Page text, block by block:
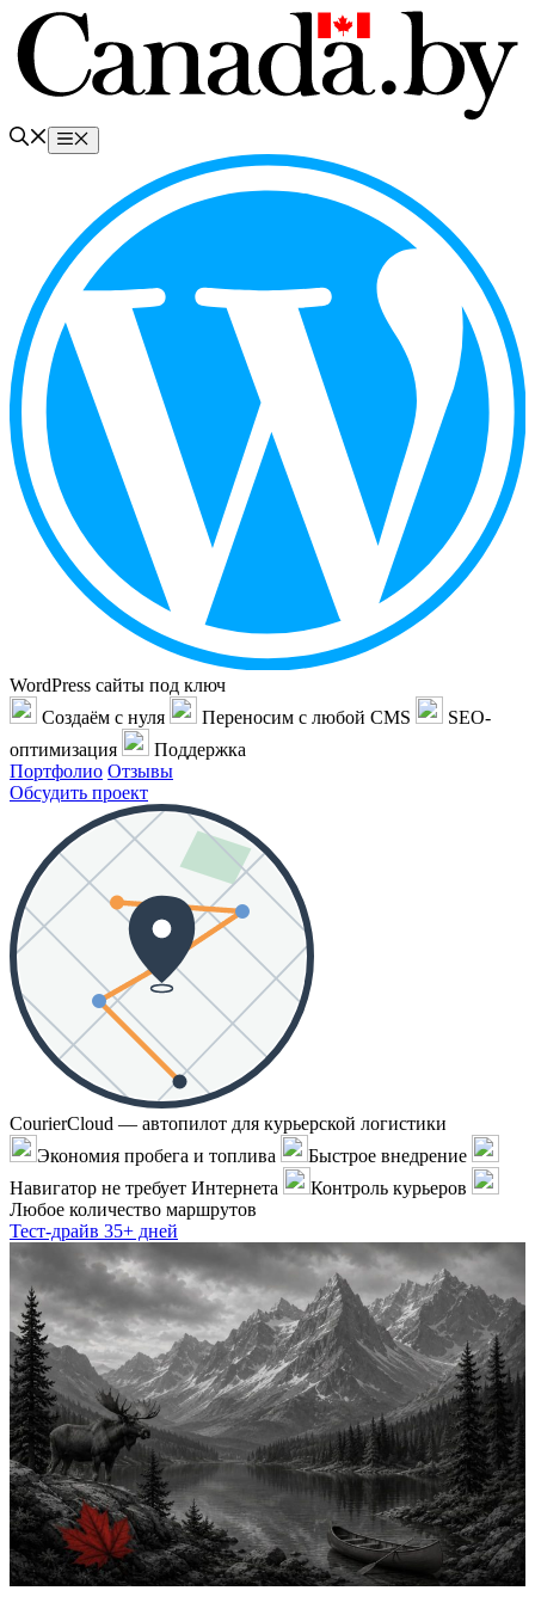
Перейти
содержимому
Меню
WordPress сайты под ключ
Создаём с нуля
Переносим с любой CMS
SEO-
оптимизация
Поддержка
Портфолио Отзывы
Обсудить проект
CourierCloud — автопилот для курьерской логистики
Экономия пробега и топлива
Быстрое внедрение
Навигатор не требует Интернета
Контроль курьеров
Любое количество маршрутов
Тест-драйв 35+ дней